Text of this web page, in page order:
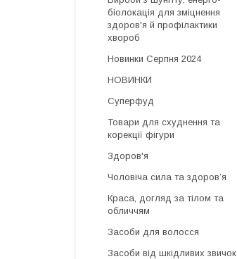
біолокація для зміцнення
здоров'я й профілактики
хвороб
Новинки Серпня 2024
НОВИНКИ
Суперфуд
Товари для схуднення та
корекції фігури
Здоров'я
Чоловіча сила та здоров’я
Краса, догляд за тілом та
обличчям
Засоби для волосся
Засоби від шкідливих звичок